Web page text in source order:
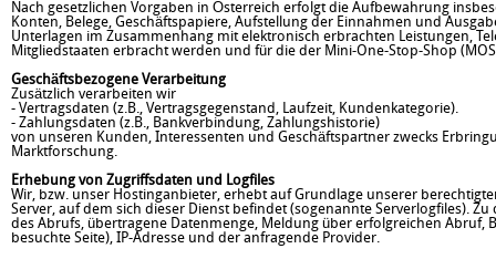
Nach gesetzlichen Vorgaben in Österreich erfolgt die Aufbewahrung
Konten, Belege, Geschäftspapiere, Aufstellung der Einnahmen und
Unterlagen im Zusammenhang mit elektronisch erbrachten Leistungen,
Mitgliedstaaten erbracht werden und für die der Mini-One-Stop-Shop
Geschäftsbezogene Verarbeitung
Zusätzlich verarbeiten wir
- Vertragsdaten (z.B., Vertragsgegenstand, Laufzeit, Kundenkategorie).
- Zahlungsdaten (z.B., Bankverbindung, Zahlungshistorie)
von unseren Kunden, Interessenten und Geschäftspartner zwecks
Marktforschung.
Erhebung von Zugriffsdaten und Logfiles
Wir, bzw. unser Hostinganbieter, erhebt auf Grundlage unserer
Server, auf dem sich dieser Dienst befindet (sogenannte Serverlogfiles).
des Abrufs, übertragene Datenmenge, Meldung über erfolgreichen Abruf,
besuchte Seite), IP-Adresse und der anfragende Provider.